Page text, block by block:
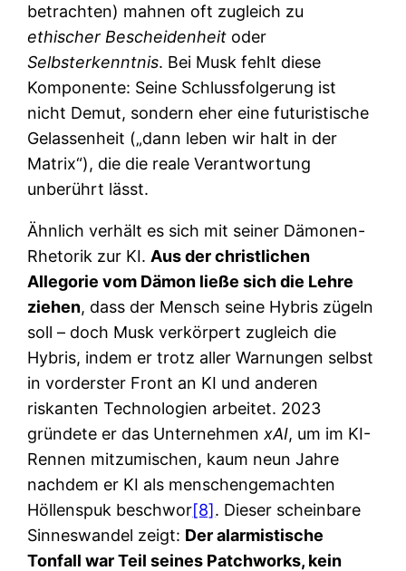
betrachten) mahnen oft zugleich zu
ethischer Bescheidenheit oder
Selbsterkenntnis. Bei Musk fehlt diese
Komponente: Seine Schlussfolgerung ist
nicht Demut, sondern eher eine futuristische
Gelassenheit („dann leben wir halt in der
Matrix“), die die reale Verantwortung
unberührt lässt.
Ähnlich verhält es sich mit seiner Dämonen-
Rhetorik zur KI. Aus der christlichen
Allegorie vom Dämon ließe sich die Lehre
ziehen, dass der Mensch seine Hybris zügeln
soll – doch Musk verkörpert zugleich die
Hybris, indem er trotz aller Warnungen selbst
in vorderster Front an KI und anderen
riskanten Technologien arbeitet. 2023
gründete er das Unternehmen xAI, um im KI-
Rennen mitzumischen, kaum neun Jahre
nachdem er KI als menschengemachten
Höllenspuk beschwor[8]. Dieser scheinbare
Sinneswandel zeigt: Der alarmistische
Tonfall war Teil seines Patchworks, kein